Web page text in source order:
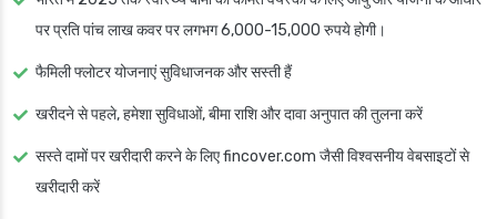
पर प्रति पांच लाख कवर पर लगभग 6,000-15,000 रुपये होगी।
फैमिली फ्लोटर योजनाएं सुविधाजनक और सस्ती हैं
खरीदने से पहले, हमेशा सुविधाओं, बीमा राशि और दावा अनुपात की तुलना करें
सस्ते दामों पर खरीदारी करने के लिए fincover.com जैसी विश्वसनीय वेबसाइटों से
खरीदारी करें